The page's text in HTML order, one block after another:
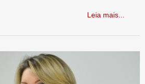
Leia mais...